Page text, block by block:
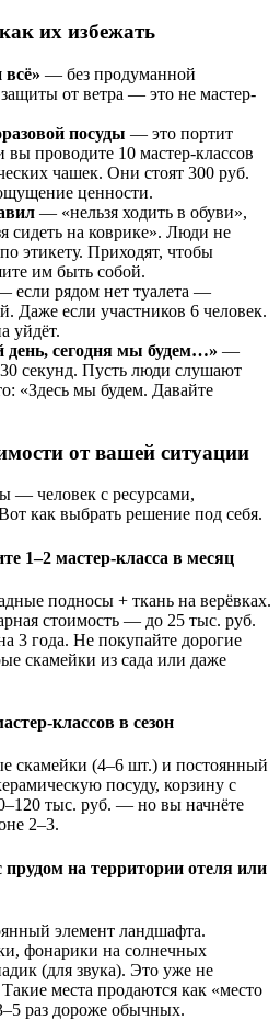
их избежать
— без продуманной
от ветра — это не мастер-
посуды — это портит
вы проводите 10 мастер-классов
чашек. Они стоят 300 руб.
ценности.
— «нельзя ходить в обуви»,
сидеть на коврике». Люди не
этикету. Приходят, чтобы
им быть собой.
если рядом нет туалета —
Даже если участников 6 человек.
уйдёт.
день, сегодня мы будем…» —
секунд. Пусть люди слушают
«Здесь мы будем. Давайте
от вашей ситуации
— человек с ресурсами,
как выбрать решение под себя.
1–2 мастер-класса в месяц
подносы + ткань на верёвках.
стоимость — до 25 тыс. руб.
3 года. Не покупайте дорогие
скамейки из сада или даже
классов в сезон
скамейки (4–6 шт.) и постоянный
посуду, корзину с
тыс. руб. — но вы начнёте
2–3.
на территории отеля или
элемент ландшафта.
фонарики на солнечных
(для звука). Это уже не
места продаются как «место
раз дороже обычных.